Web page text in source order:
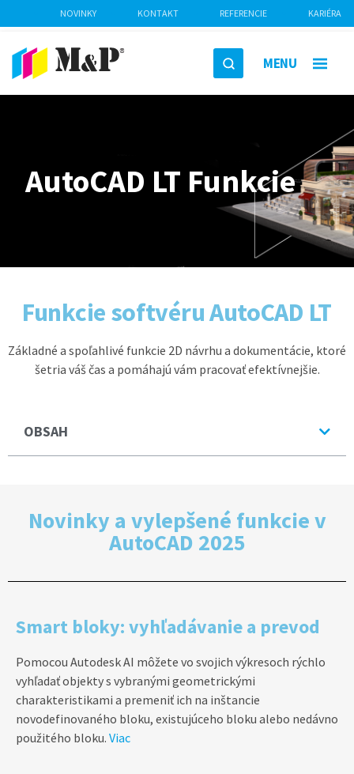
NOVINKY KONTAKT REFERENCIE KARIÉRA
MENU
AutoCAD LT Funkcie
Funkcie softvéru AutoCAD LT
Základné a spoľahlivé funkcie 2D návrhu a dokumentácie, ktoré
šetria váš čas a pomáhajú vám pracovať efektívnejšie.
OBSAH
Novinky a vylepšené funkcie v
AutoCAD 2025
Smart bloky: vyhľadávanie a prevod
Pomocou Autodesk AI môžete vo svojich výkresoch rýchlo
vyhľadať objekty s vybranými geometrickými
charakteristikami a premeniť ich na inštancie
novodefinovaného bloku, existujúceho bloku alebo nedávno
použitého bloku. Viac